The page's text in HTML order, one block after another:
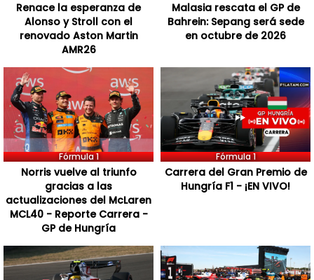
Renace la esperanza de
Alonso y Stroll con el
renovado Aston Martin
AMR26
Malasia rescata el GP de
Bahrein: Sepang será sede
en octubre de 2026
Fórmula 1
Norris vuelve al triunfo
gracias a las
actualizaciones del McLaren
MCL40 - Reporte Carrera -
GP de Hungría
Fórmula 1
Carrera del Gran Premio de
Hungría F1 - ¡EN VIVO!